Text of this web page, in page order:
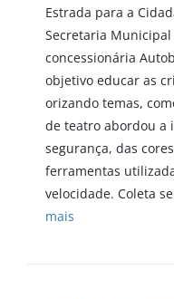
Estrada para a
Secretaria Municipal
concessionária
objetivo educar as
orizando temas,
de teatro abordou a
segurança, das
ferramentas
velocidade. Coleta
mais